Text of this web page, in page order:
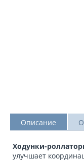
Описание
Ходунки-
улучшает